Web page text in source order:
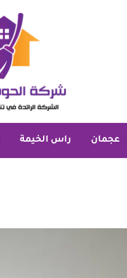
عجمان راس الخيمة